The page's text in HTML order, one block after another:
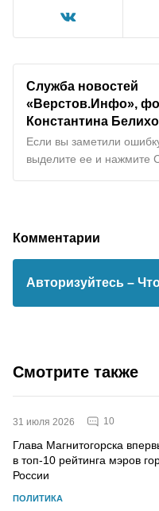
Служба новостей
«Верстов.Инфо»,
Константина
Если вы заметили ошибку
выделите ее и нажмите
Комментарии
Авторизуйтесь –
Смотрите также
31 июля 2026 10
Глава Магнитогорска
в топ-10 рейтинга мэров
России
ПОЛИТИКА